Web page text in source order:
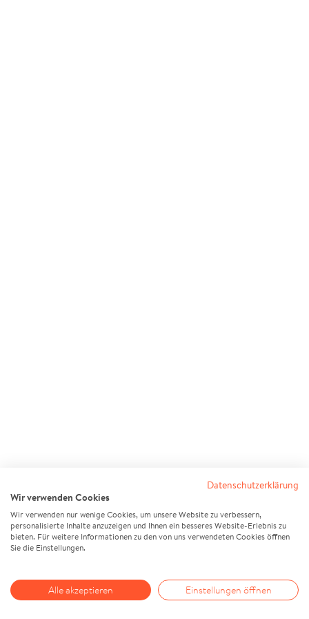
Datenschutzerklärung
Wir verwenden Cookies
Wir verwenden nur wenige Cookies, um unsere Website zu verbessern,
personalisierte Inhalte anzuzeigen und Ihnen ein besseres Website-Erlebnis zu
bieten. Für weitere Informationen zu den von uns verwendeten Cookies öffnen
Sie die Einstellungen.
Alle akzeptieren Einstellungen öffnen